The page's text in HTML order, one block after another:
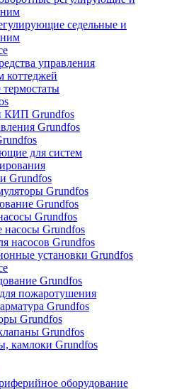
седельные и
управления
коттеджей
КИП Grundfos
Grundfos
для систем
Grundfos
Grundfos
Grundfos
Grundfos
Grundfos
насосов Grundfos
установки Grundfos
Grundfos
пожаротушения
Grundfos
Grundfos
Grundfos
камлоки Grundfos
оборудование